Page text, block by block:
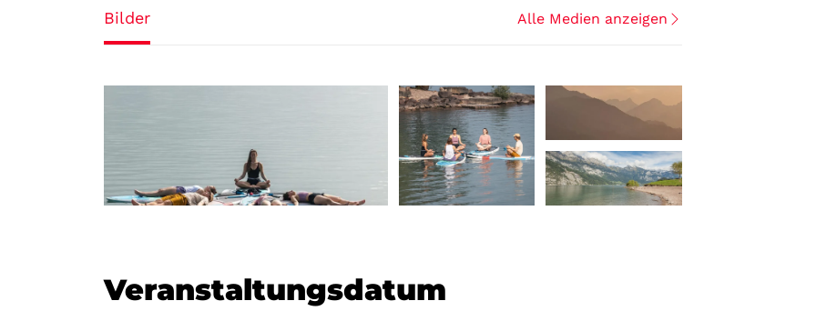
Bilder Alle Medien anzeigen
Veranstaltungsdatum